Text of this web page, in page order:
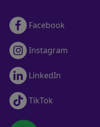
Facebook
Instagram
LinkedIn
TikTok